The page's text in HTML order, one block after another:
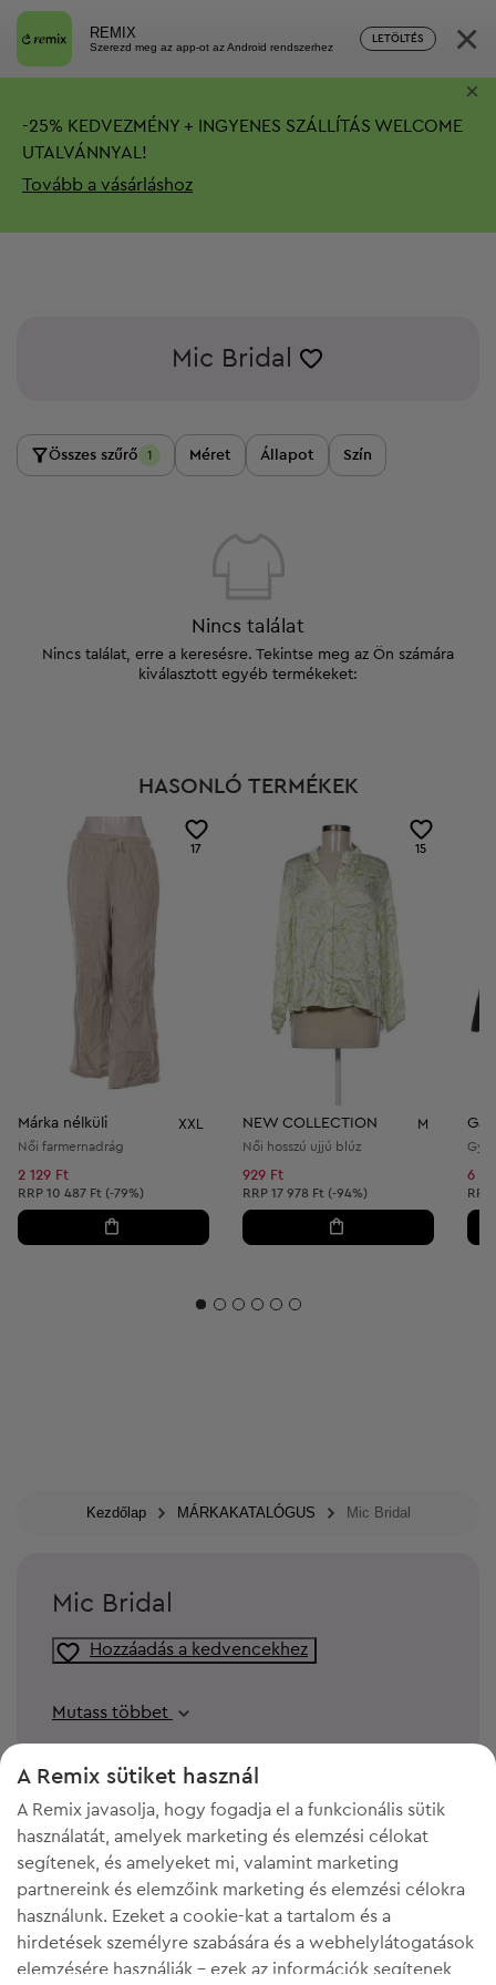
REMIX
Szerezd meg az app-ot az Android rendszerhez
LETÖLTÉS ×
-25% KEDVEZMÉNY + INGYENES SZÁLLÍTÁS WELCOME
UTALVÁNNYAL!
Tovább a vásárláshoz
×
Mic Bridal
Összes szűrő 1 Méret Állapot Szín
Nincs találat
Nincs találat, erre a keresésre. Tekintse meg az Ön számára
kiválasztott egyéb termékeket:
HASONLÓ TERMÉKEK
17
Márka nélküli XXL
Női farmernadrág
2 129 Ft
Ajánlott ár:
RRP 10 487 Ft (-79%)
15
NEW COLLECTION M
Női hosszú ujjú blúz
929 Ft
Ajánlott ár:
RRP 17 978 Ft (-94%)
Gap
6
RRP
Kezdőlap MÁRKAKATALÓGUS Mic Bridal
Mic Bridal
Hozzáadás a kedvencekhez
Mutass többet
KELL A HELY A GARDRÓBODBAN?
A Remix sütiket használ
A Remix javasolja, hogy fogadja el a funkcionális sütik
használatát, amelyek marketing és elemzési célokat
segítenek, és amelyeket mi, valamint marketing
partnereink és elemzőink marketing és elemzési célokra
használunk. Ezeket a cookie-kat a tartalom és a
hirdetések személyre szabására és a webhelylátogatások
elemzésére használják - ezek az információk segítenek